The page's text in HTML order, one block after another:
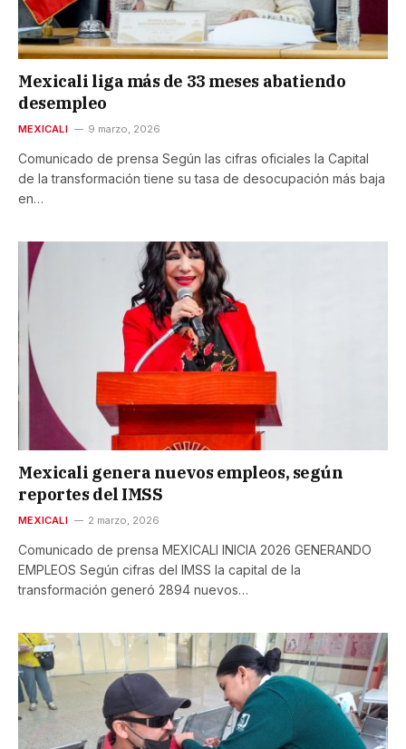
Mexicali liga más de 33 meses abatiendo
desempleo
MEXICALI 9 marzo, 2026
Comunicado de prensa Según las cifras oficiales la Capital
de la transformación tiene su tasa de desocupación más baja
en…
Mexicali genera nuevos empleos, según
reportes del IMSS
MEXICALI 2 marzo, 2026
Comunicado de prensa MEXICALI INICIA 2026 GENERANDO
EMPLEOS Según cifras del IMSS la capital de la
transformación generó 2894 nuevos…